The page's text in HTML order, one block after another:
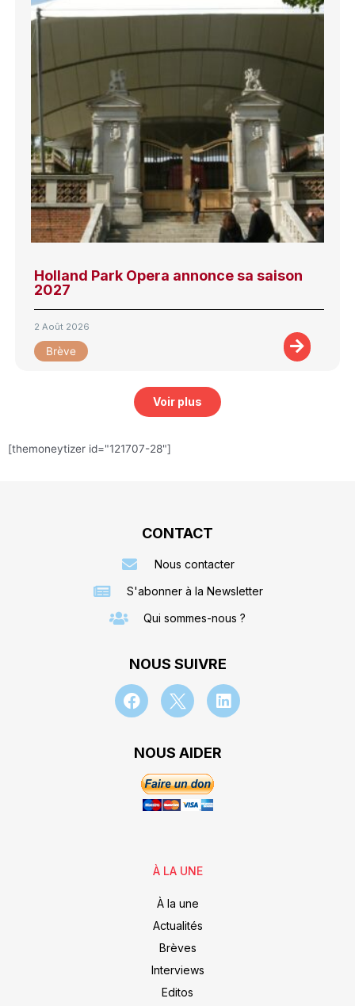
Holland Park Opera annonce sa saison
2027
2 Août 2026
Brève
Voir plus
[themoneytizer id="121707-28"]
CONTACT
Nous contacter
S'abonner à la Newsletter
Qui sommes-nous ?
NOUS SUIVRE
NOUS AIDER
À LA UNE
À la une
Actualités
Brèves
Interviews
Editos